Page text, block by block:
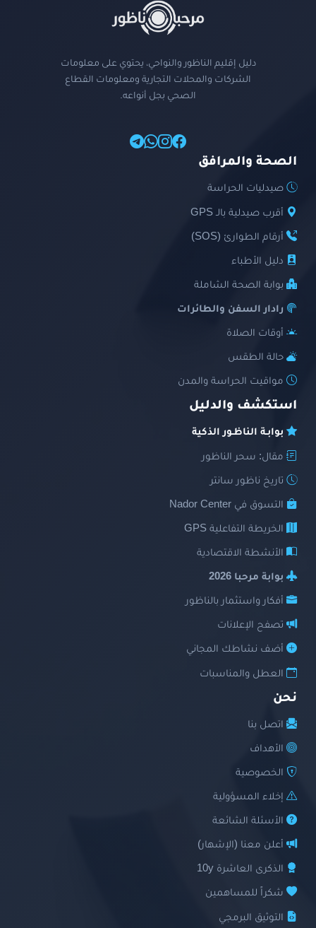
دليل إقليم الناظور والنواحي، يحتوي على معلومات
الشركات والمحلات التجارية ومعلومات القطاع
الصحي بجل أنواعه.
الصحة والمرافق
صيدليات الحراسة
أقرب صيدلية بالـ GPS
أرقام الطوارئ (SOS)
دليل الأطباء
بوابة الصحة الشاملة
رادار السفن والطائرات
أوقات الصلاة
حالة الطقس
مواقيت الحراسة والمدن
استكشف والدليل
بوابـة الناظـور الذكية
مقال: سحر الناظور
تاريخ ناظور سانتر
التسوق في Nador Center
الخريطة التفاعلية GPS
الأنشطة الاقتصادية
بوابة مرحبا 2026
أفكار واستثمار بالناظور
تصفح الإعلانات
أضف نشاطك المجاني
العطل والمناسبات
نحن
اتصل بنا
الأهداف
الخصوصية
إخلاء المسؤولية
الأسئلة الشائعة
أعلن معنا (الإشهار)
الذكرى العاشرة 10y
شكراً للمساهمين
التوثيق البرمجي